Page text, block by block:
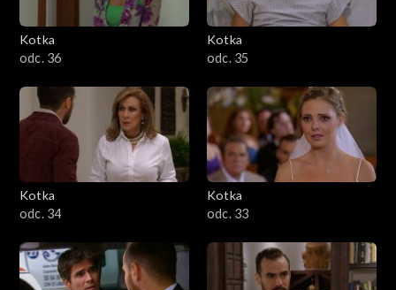
Kotka
odc. 36
Kotka
odc. 35
Kotka
odc. 34
Kotka
odc. 33